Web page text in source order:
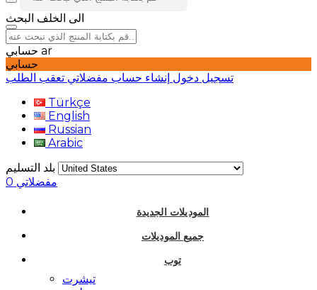
الى الخلف البحث
ar
حسابي
تسجيل دخول إنشاء حساب مفضلاتي تعقب الطلب
Türkçe
English
Russian
Arabic
بلد التسليم
مفضلاتي 0
الموديلات الجديدة
جميع الموديلات
توب
تيشرت